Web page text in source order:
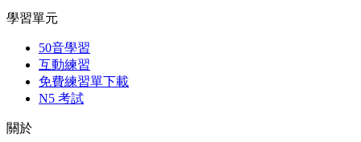
學習單元
50音學習
互動練習
免費練習單下載
N5 考試
關於